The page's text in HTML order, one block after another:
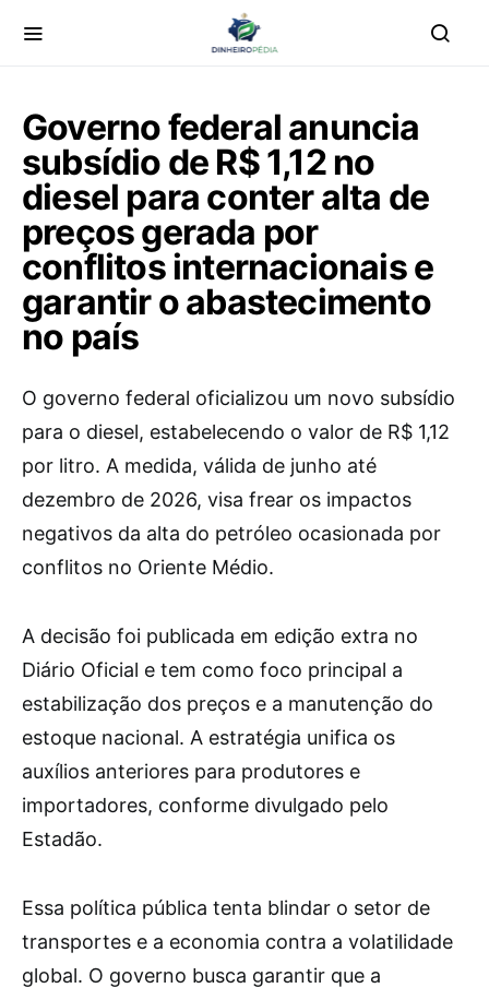
Governo federal anuncia
subsídio de R$ 1,12 no
diesel para conter alta de
preços gerada por
conflitos internacionais e
garantir o abastecimento
no país
O governo federal oficializou um novo subsídio
para o diesel, estabelecendo o valor de R$ 1,12
por litro. A medida, válida de junho até
dezembro de 2026, visa frear os impactos
negativos da alta do petróleo ocasionada por
conflitos no Oriente Médio.
A decisão foi publicada em edição extra no
Diário Oficial e tem como foco principal a
estabilização dos preços e a manutenção do
estoque nacional. A estratégia unifica os
auxílios anteriores para produtores e
importadores, conforme divulgado pelo
Estadão.
Essa política pública tenta blindar o setor de
transportes e a economia contra a volatilidade
global. O governo busca garantir que a